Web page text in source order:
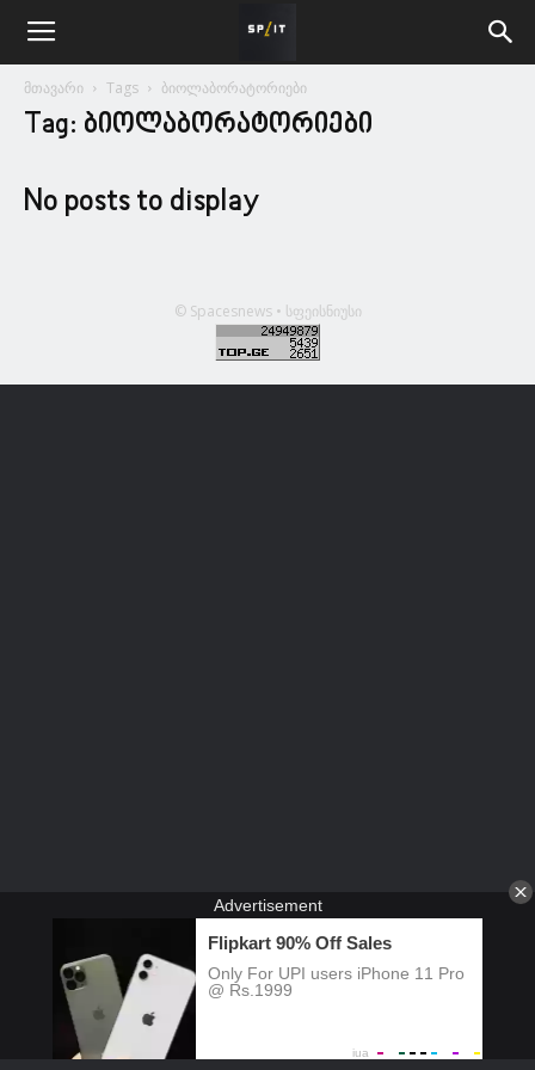
მთავარი Tags ბიოლაბორატორიები
Tag: ბიოლაბორატორიები
No posts to display
© Spacesnews • სფეისნიუსი